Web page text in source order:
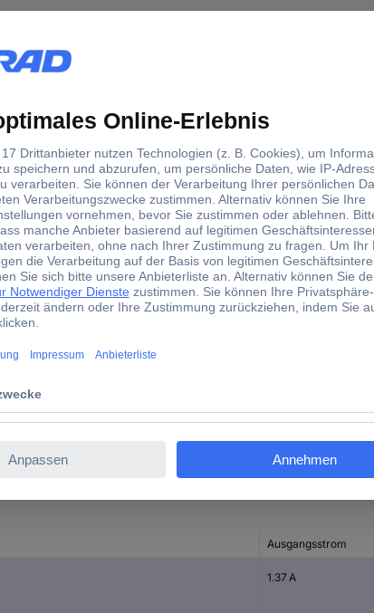
Offen
1 x 400 V
50 - 60 Hz
6.2 kg
1 St.
Ta40/B
Ausgangsstrom
1.37 A